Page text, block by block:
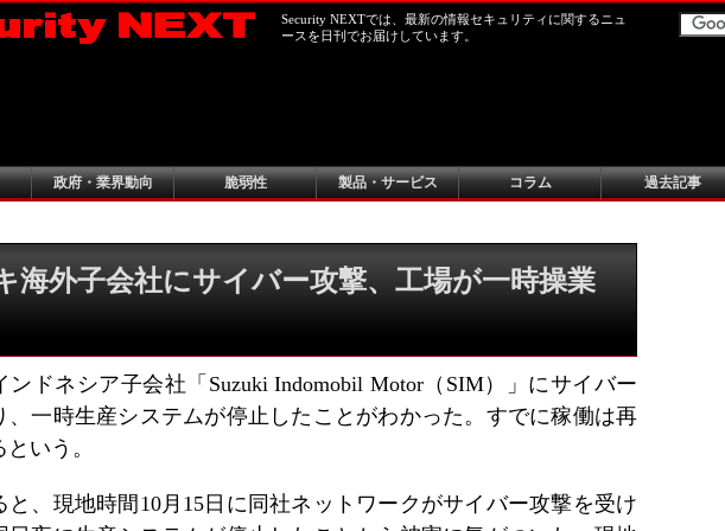
Security NEXTでは、最新の情報セキュリティに関するニュ
ースを日刊でお届けしています。
政府・業界動向 脆弱性 製品・サービス コラム 過去記事
海外子会社にサイバー攻撃、工場が一時操業
ンドネシア子会社「Suzuki Indomobil Motor（SIM）」にサイバー
、一時生産システムが停止したことがわかった。すでに稼働は再
いう。
と、現地時間10月15日に同社ネットワークがサイバー攻撃を受け